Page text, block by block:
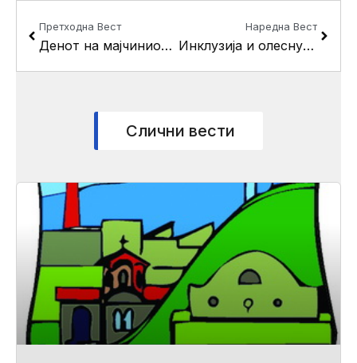
Претходна Вест
Денот на мајчиниот јазик одбележан во Кисела Вода
Наредна Вест
Инклузија и олеснување на образовниот процес на лицата со попреченост во Кисела Вода
Слични вести